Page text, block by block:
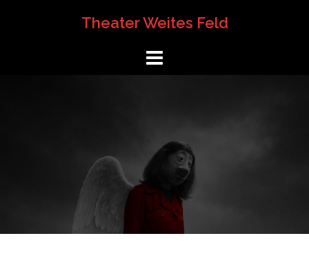
Theater Weites Feld